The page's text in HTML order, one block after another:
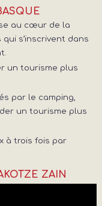
au cœur de la
s’inscrivent dans
un tourisme plus
par le camping,
un tourisme plus
à trois fois par
ZAIN